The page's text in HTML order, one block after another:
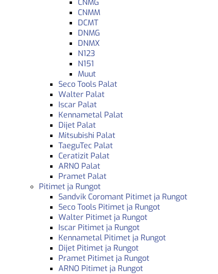
CNMG
CNMM
DCMT
DNMG
DNMX
N123
N151
Muut
Seco Tools Palat
Walter Palat
Iscar Palat
Kennametal Palat
Dijet Palat
Mitsubishi Palat
TaeguTec Palat
Ceratizit Palat
ARNO Palat
Pramet Palat
Pitimet ja Rungot
Sandvik Coromant Pitimet ja Rungot
Seco Tools Pitimet ja Rungot
Walter Pitimet ja Rungot
Iscar Pitimet ja Rungot
Kennametal Pitimet ja Rungot
Dijet Pitimet ja Rungot
Pramet Pitimet ja Rungot
ARNO Pitimet ja Rungot